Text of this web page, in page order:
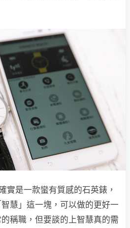
實是一款蠻有質感的石英錶，
慧」這一塊，可以做的更好一
稱職，但要談的上智慧真的需